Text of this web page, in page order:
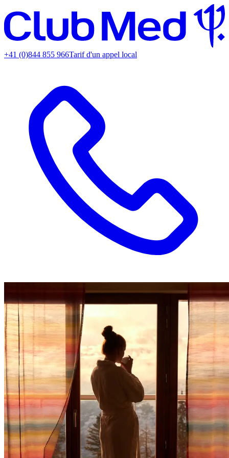
+41 (0)844 855 966Tarif d'un appel local